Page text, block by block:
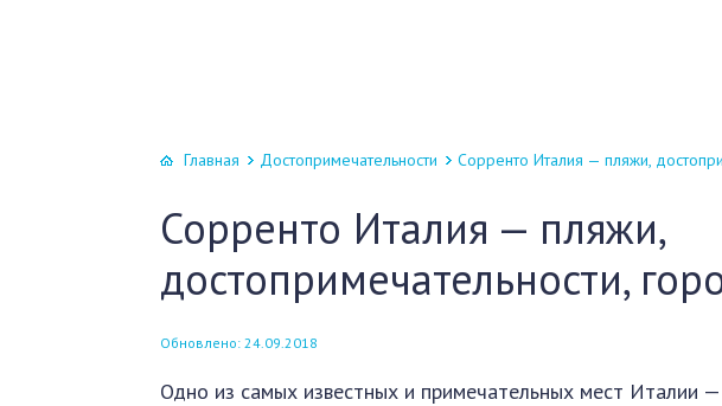
Главная Достопримечательности Сорренто Италия — пляжи,
Сорренто Италия — пляжи,
достопримечательности,
Обновлено: 24.09.2018
Одно из самых известных и примечательных мест Италии